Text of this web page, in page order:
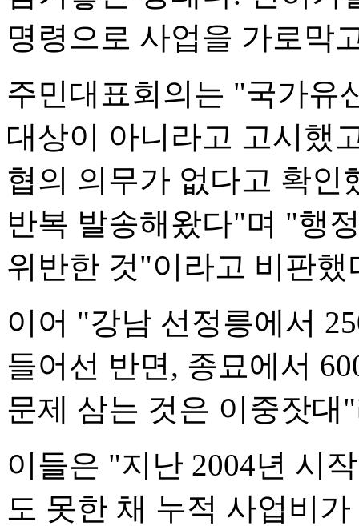
명령으로 사업을 가로막
주민대표회의는 "국가유
대상이 아니라고 고시했
협의 의무가 없다고 확인
반복 발송해왔다"며 "행
위반한 것"이라고 비판했
이어 "강남 선정릉에서
들어선 반면, 종묘에서
문제 삼는 것은 이중잣대
이들은 "지난 2004년 시
도 못한 채 누적 사업비